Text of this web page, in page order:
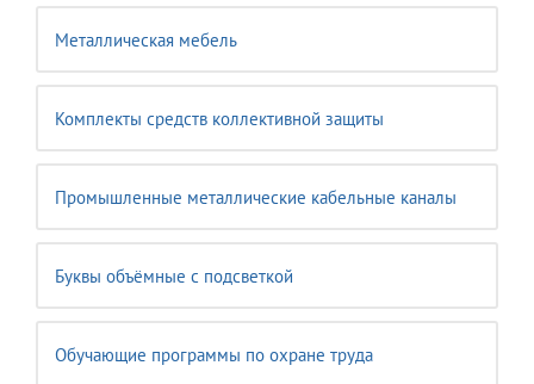
Металлическая мебель
Комплекты средств коллективной защиты
Промышленные металлические кабельные каналы
Буквы объёмные с подсветкой
Обучающие программы по охране труда